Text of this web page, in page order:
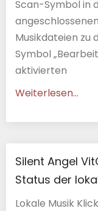
Scan-Symbol in
Musikdateien zu
Symbol
aktivierten
Weiterlesen...
Silent Angel
Status der
Lokale Musik